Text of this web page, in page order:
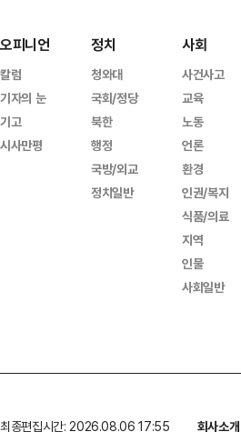
오피니언
칼럼
기자의 눈
기고
시사만평
정치
청와대
국회/정당
북한
행정
국방/외교
정치일반
사회
사건사고
교육
노동
언론
환경
인권/복지
식품/의료
지역
인물
사회일반
최종편집시간: 2026.08.06 17:55 회사소개